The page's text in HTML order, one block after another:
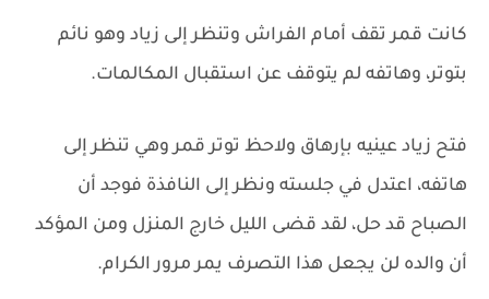
كانت قمر تقف أمام الفراش وتنظر إلى زياد وهو نائم
بتوتر، وهاتفه لم يتوقف عن استقبال المكالمات.
فتح زياد عينيه بإرهاق ولاحظ توتر قمر وهي تنظر إلى
هاتفه، اعتدل في جلسته ونظر إلى النافذة فوجد أن
الصباح قد حل، لقد قضى الليل خارج المنزل ومن المؤكد
أن والده لن يجعل هذا التصرف يمر مرور الكرام.